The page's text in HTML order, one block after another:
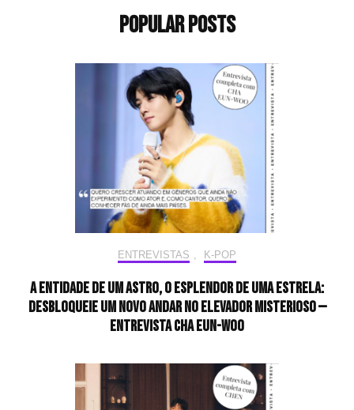
Popular Posts
ENTREVISTAS , K-POP
A entidade de um astro, o esplendor de uma estrela:
desbloqueie um novo andar no elevador misterioso —
Entrevista CHA EUN-WOO